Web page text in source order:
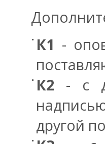
К1 -
К2 - с
другой